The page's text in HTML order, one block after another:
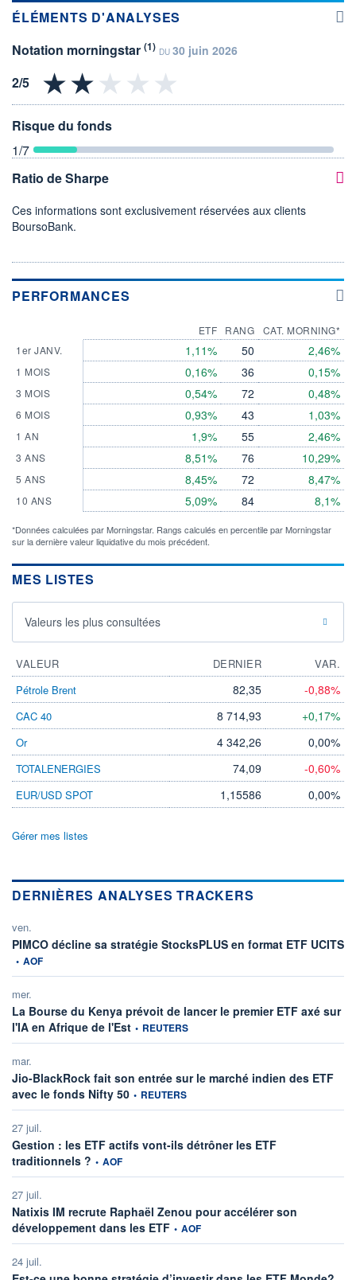
ÉLÉMENTS D'ANALYSES
Notation morningstar (1) DU 30 juin 2026
Risque du fonds
1/7
Ratio de Sharpe
Ces informations sont exclusivement réservées aux clients
BoursoBank.
PERFORMANCES
1er JANV.
1 MOIS
3 MOIS
6 MOIS
1 AN
3 ANS
5 ANS
10 ANS
ETF
1,11%
0,16%
0,54%
0,93%
1,9%
8,51%
8,45%
5,09%
RANG
50
36
72
43
55
76
72
84
CAT. MORNING*
2,46%
0,15%
0,48%
1,03%
2,46%
10,29%
8,47%
8,1%
*Données calculées par Morningstar. Rangs calculés en percentile par Morningstar
sur la dernière valeur liquidative du mois précédent.
MES LISTES
Valeurs les plus consultées
VALEUR DERNIER
VAR.
Pétrole Brent
82,35 -0,88%
CAC 40 8 714,93 +0,17%
Or 4 342,26 0,00%
TOTALENERGIES 74,09 -0,60%
EUR/USD SPOT 1,15586 0,00%
Gérer mes listes
DERNIÈRES ANALYSES TRACKERS
ven.
PIMCO décline sa stratégie StocksPLUS en format ETF UCITS
• AOF
mer.
La Bourse du Kenya prévoit de lancer le premier ETF axé sur
l'IA en Afrique de l'Estinformation fournie par
• REUTERS
mar.
Jio-BlackRock fait son entrée sur le marché indien des ETF
avec le fonds Nifty 50information fournie par
• REUTERS
27 juil.
Gestion : les ETF actifs vont-ils détrôner les ETF
traditionnels ? information fournie par
• AOF
27 juil.
Natixis IM recrute Raphaël Zenou pour accélérer son
développement dans les ETFinformation fournie par
• AOF
24 juil.